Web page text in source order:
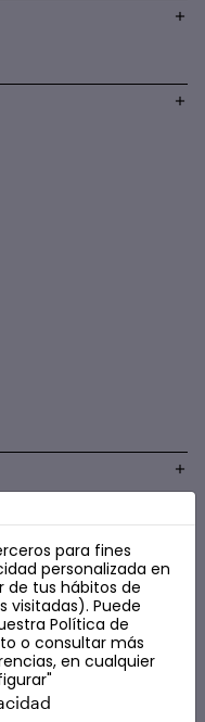
para fines
personalizada en
de tus hábitos de
visitadas). Puede
Política de
o consultar más
en cualquier